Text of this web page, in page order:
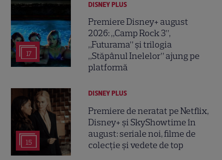
17
DISNEY PLUS
Premiere Disney+ august
2026: „Camp Rock 3”,
„Futurama” și trilogia
„Stăpânul Inelelor” ajung pe
platformă
15
DISNEY PLUS
Premiere de neratat pe Netflix,
Disney+ și SkyShowtime în
august: seriale noi, filme de
colecție și vedete de top